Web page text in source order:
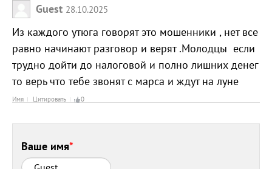
Guest 28.10.2025
Из каждого утюга говорят это мошенники , нет все
равно начинают разговор и верят .Молодцы если
трудно дойти до налоговой и полно лишних денег
то верь что тебе звонят с марса и ждут на луне
Имя Цитировать 0
Ваше имя*